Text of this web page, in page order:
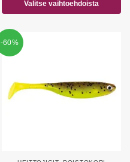
Valitse vaihtoehdoista
-60%